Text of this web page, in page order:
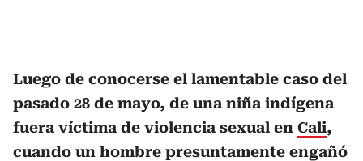
Luego de conocerse el lamentable caso del
pasado 28 de mayo, de una niña indígena
fuera víctima de violencia sexual en Cali,
cuando un hombre presuntamente engañó